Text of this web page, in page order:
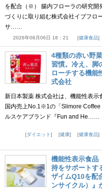
を配合（※） 腸内フローラの研究開
づくりに取り組む株式会社イブフロ
サ……
2026年08月06日 18：21 健康食品
4種類の赤い野
習慣。冷え、脚
ローチする機能
式会社
新日本製薬 株式会社は、機能性表
国内売上No.1※1の「Slimore
ルスケアブランド『Fun and He……
ダイエット
健康 健康食品
機能性表示食品
持をサポートす
ザイムQ10を配
ンサイクル）』